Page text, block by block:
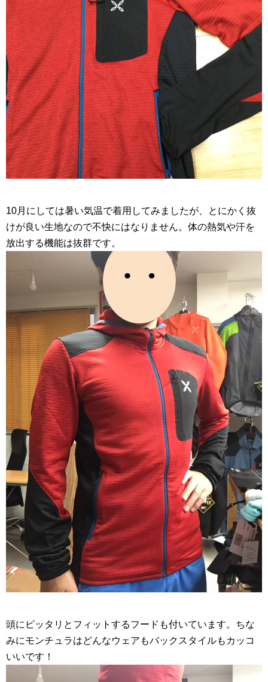
10月にしては暑い気温で着用してみましたが、とにかく抜
けが良い生地なので不快にはなりません。体の熱気や汗を
放出する機能は抜群です。
頭にピッタリとフィットするフードも付いています。ちな
みにモンチュラはどんなウェアもバックスタイルもカッコ
いいです！